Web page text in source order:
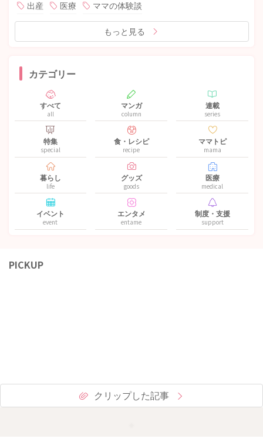
出産 医療 ママの体験談
もっと見る
カテゴリー
すべて
all
マンガ
column
連載
series
特集
special
食・レシピ
recipe
ママトピ
mama
暮らし
life
グッズ
goods
医療
medical
イベント
event
エンタメ
entame
制度・支援
support
PICKUP
クリップした記事